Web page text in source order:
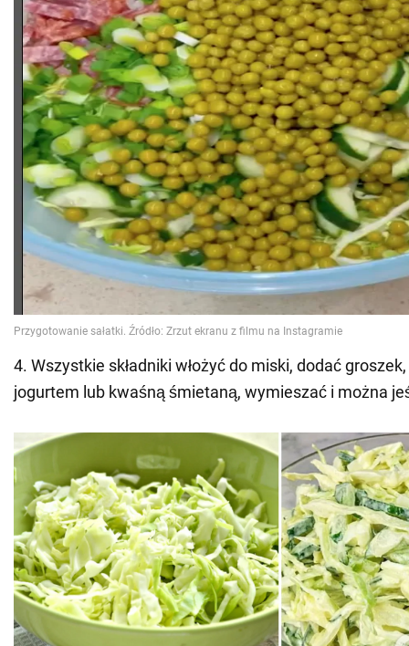
4. Wszystkie składniki włożyć do miski, dodać
jogurtem lub kwaśną śmietaną, wymieszać i można